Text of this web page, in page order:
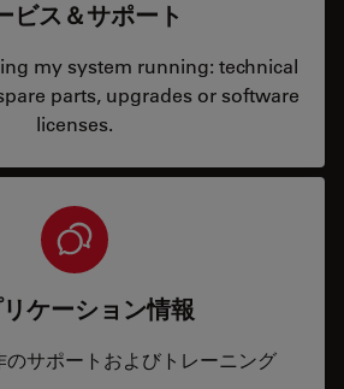
ビス＆サポート
my system running: technical
parts, upgrades or software
licenses.
ケーション情報
のサポートおよびトレーニング